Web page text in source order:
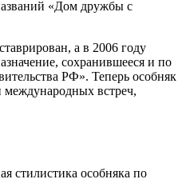
«Дом дружбы с
а в 2006 году
сохранившееся и по
РФ». Теперь особняк
международных встреч,
стилистика особняка по